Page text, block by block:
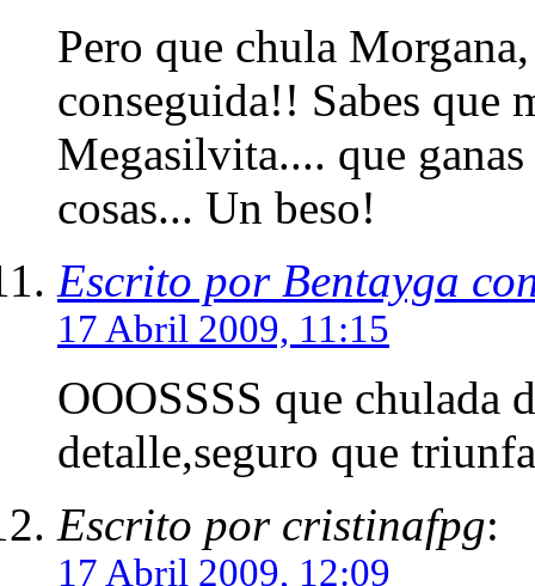
Pero que chula
conseguida!! Sabes que
Megasilvita.... que ganas
cosas... Un beso!
Escrito por Bentayga
17 Abril 2009, 11:15
OOOSSSS que chulada
detalle,seguro que
Escrito por cristinafpg:
17 Abril 2009, 12:09